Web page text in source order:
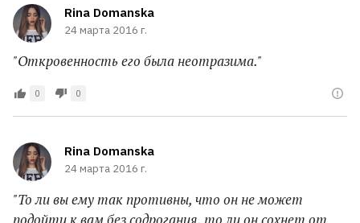
Rina Domanska
24 марта 2016 г.
"Откровенность его была неотразима."
0 0
Rina Domanska
24 марта 2016 г.
"То ли вы ему так противны, что он не может